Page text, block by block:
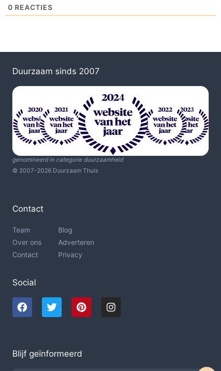
0 REACTIES
Duurzaam sinds 2007
genomineerd in categorie duurzaamheid
© 2007-2026 Duurzaam Thuis
Contact
Team
Over ons
Contact
Blog
Adverteren
Privacy
Social
Blijf geïnformeerd